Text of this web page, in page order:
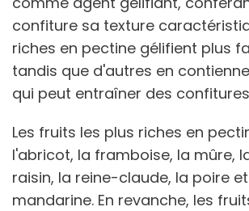
confiture sa texture
riches en pectine gélifient plus
tandis que d'autres en
qui peut entraîner des
Les fruits les plus riches en
l'abricot, la framboise, la mûre,
raisin, la reine-claude, la poire
mandarine. En revanche, les